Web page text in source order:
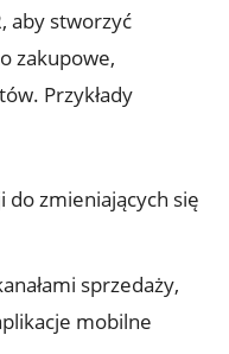
aby ⁢stworzyć
zakupowe,
Przykłady
do zmieniających⁤ się
sprzedaży,
⁣mobilne